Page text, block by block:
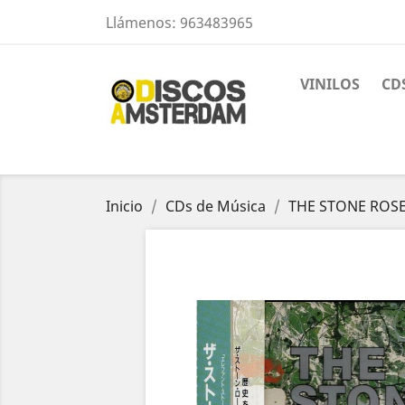
Llámenos: 963483965
VINILOS
Inicio CDs de Música THE STONE